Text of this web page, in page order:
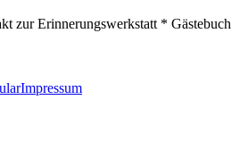
zur Erinnerungswerkstatt * Gästebuch
Impressum